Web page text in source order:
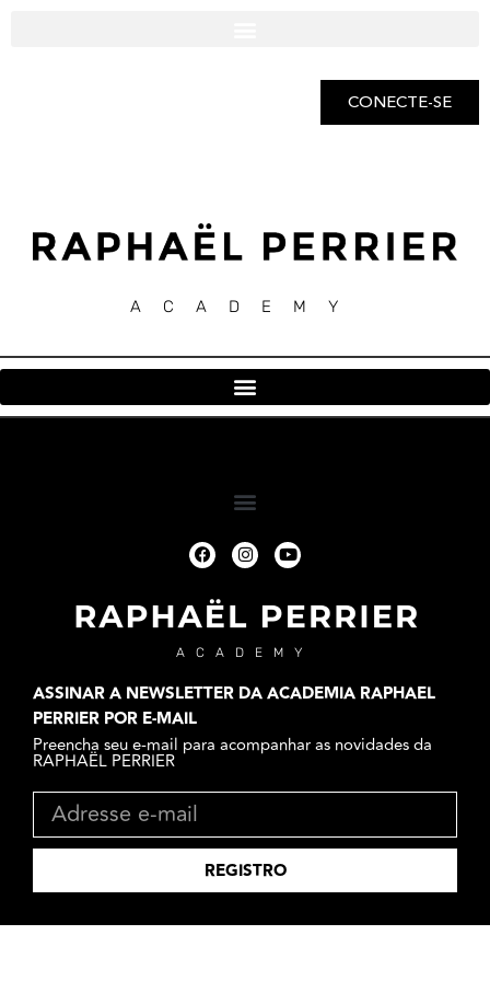
CONECTE-SE
ACADEMY
ASSINAR A NEWSLETTER DA ACADEMIA RAPHAEL
PERRIER POR E-MAIL
Preencha seu e-mail para acompanhar as novidades da
RAPHAËL PERRIER
REGISTRO
ACADEMY